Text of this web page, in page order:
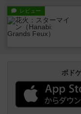
レビュー
ボド